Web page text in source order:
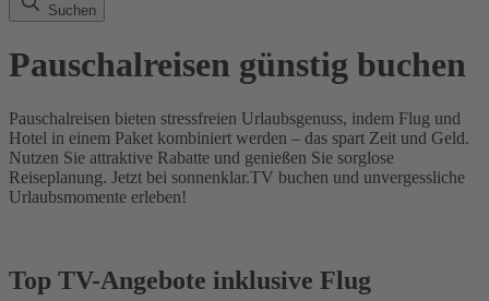
Suchen
Pauschalreisen günstig buchen
Pauschalreisen bieten stressfreien Urlaubsgenuss, indem Flug und
Hotel in einem Paket kombiniert werden – das spart Zeit und Geld.
Nutzen Sie attraktive Rabatte und genießen Sie sorglose
Reiseplanung. Jetzt bei sonnenklar.TV buchen und unvergessliche
Urlaubsmomente erleben!
Top TV-Angebote inklusive Flug